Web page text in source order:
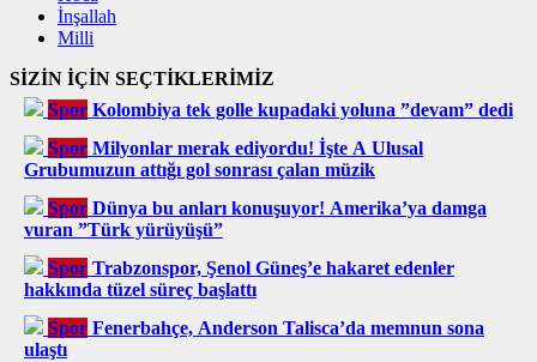
İnşallah
Milli
SİZİN İÇİN SEÇTİKLERİMİZ
Spor Kolombiya tek golle kupadaki yoluna ”devam” dedi
Spor Milyonlar merak ediyordu! İşte A Ulusal
Grubumuzun attığı gol sonrası çalan müzik
Spor Dünya bu anları konuşuyor! Amerika’ya damga
vuran ”Türk yürüyüşü”
Spor Trabzonspor, Şenol Güneş’e hakaret edenler
hakkında tüzel süreç başlattı
Spor Fenerbahçe, Anderson Talisca’da memnun sona
ulaştı